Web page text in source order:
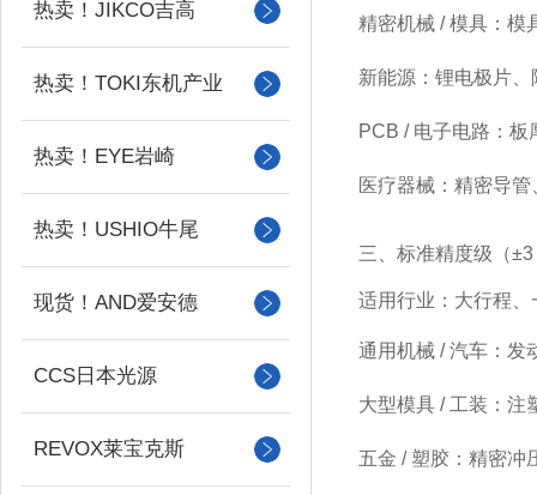
热卖！JIKCO吉高
热卖！TOKI东机产业
热卖！EYE岩崎
热卖！USHIO牛尾
现货！AND爱安德
CCS日本光源
REVOX莱宝克斯
精密机械 / 模具 ：
新能源 ：锂电极片
PCB / 电子电路 ：
医疗器械 ：精密导
三、标准精度级（±3
适用行业：大行程
通用机械 / 汽车 ：
大型模具 / 工装 ：
五金 / 塑胶 ：精密